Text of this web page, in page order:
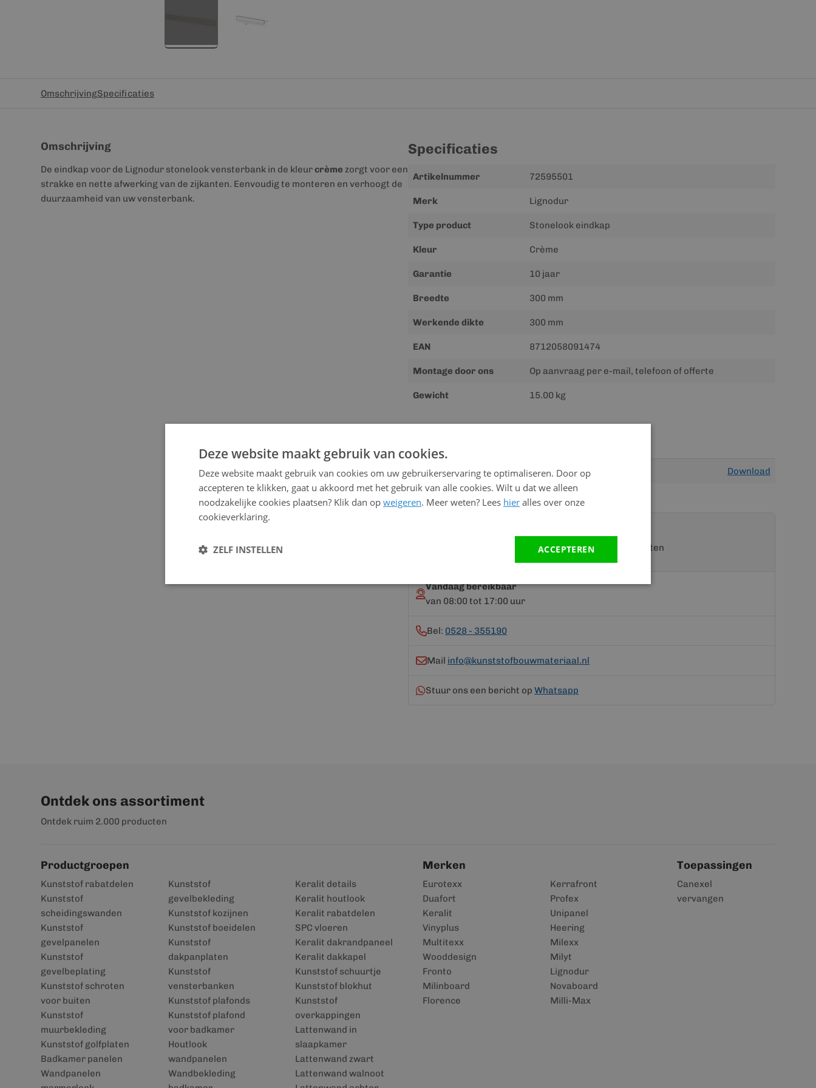
OmschrijvingSpecificaties
Omschrijving
De eindkap voor de Lignodur stonelook vensterbank in de kleurcrème zorgt voor een
strakke en nette afwerking van de zijkanten. Eenvoudig te monteren en verhoogt de
duurzaamheid van uw vensterbank.
Specificaties
Meer
Artikelnummer 72595501
Merk Lignodur
Type product Stonelook eindkap
Kleur Crème
Garantie 10 jaar
Breedte 300 mm
Werkende dikte 300 mm
EAN 8712058091474
Montage door ons Op aanvraag per e-mail, telefoon of offerte
Gewicht 15.00 kg
informatie
Handleiding Download
Advies nodig?
Neem contact op met een van onze specialisten
Vandaag bereikbaar
van 08:00 tot 17:00 uur
Bel: 0528 - 355190
Mail info@kunststofbouwmateriaal.nl
Stuur ons een bericht op Whatsapp
Ontdek ons assortiment
Ontdek ruim 2.000 producten
Productgroepen
Kunststof rabatdelen
Kunststof
scheidingswanden
Kunststof
gevelpanelen
Kunststof
gevelbeplating
Kunststof schroten
voor buiten
Kunststof
muurbekleding
Kunststof golfplaten
Badkamer panelen
Wandpanelen
Kunststof
gevelbekleding
Kunststof kozijnen
Kunststof boeidelen
Kunststof
dakpanplaten
Kunststof
vensterbanken
Kunststof plafonds
Kunststof plafond
voor badkamer
Houtlook
wandpanelen
Wandbekleding
Keralit details
Keralit houtlook
Keralit rabatdelen
SPC vloeren
Keralit dakrandpaneel
Keralit dakkapel
Kunststof schuurtje
Kunststof blokhut
Kunststof
overkappingen
Lattenwand in
slaapkamer
Lattenwand zwart
Lattenwand walnoot
Merken
Eurotexx
Duafort
Keralit
Vinyplus
Multitexx
Wooddesign
Fronto
Milinboard
Florence
Kerrafront
Profex
Unipanel
Heering
Milexx
Milyt
Lignodur
Novaboard
Milli-Max
Toepassingen
Canexel
vervangen
Deze website maakt gebruik van cookies.
Deze website maakt gebruik van cookies om uw gebruikerservaring te optimaliseren. Door op
accepteren te klikken, gaat u akkoord met het gebruik van alle cookies. Wilt u dat we alleen
noodzakelijke cookies plaatsen? Klik dan op weigeren. Meer weten? Lees hier alles over onze
cookieverklaring.
ACCEPTEREN
ZELF INSTELLEN